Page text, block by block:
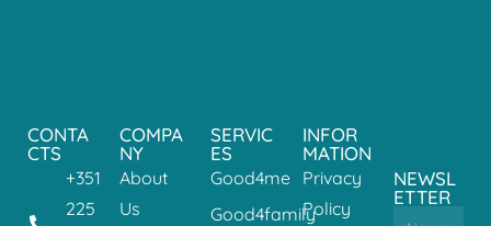
CONTA
CTS
+351
225
COMPA
NY
About
Us
SERVIC
ES
Good4me
Good4family
INFOR
MATION
Privacy
Policy
NEWSL
ETTER